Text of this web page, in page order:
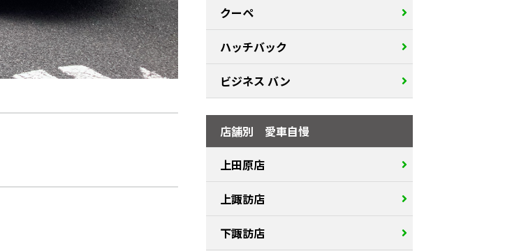
クーペ
ハッチバック
ビジネス バン
店舗別 愛車自慢
上田原店
上諏訪店
下諏訪店